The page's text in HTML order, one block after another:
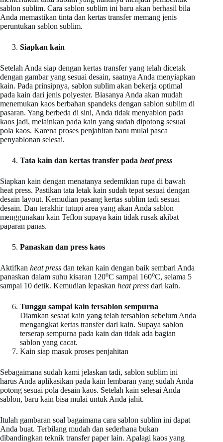
sablon sublim. Cara sablon sublim ini baru akan berhasil bila
Anda memastikan tinta dan kertas transfer memang jenis
peruntukan sablon sublim.
Siapkan kain
Setelah Anda siap dengan kertas transfer yang telah dicetak
dengan gambar yang sesuai desain, saatnya Anda menyiapkan
kain. Pada prinsipnya, sablon sublim akan bekerja optimal
pada kain dari jenis polyester. Biasanya Anda akan mudah
menemukan kaos berbahan spandeks dengan sablon sublim di
pasaran. Yang berbeda di sini, Anda tidak menyablon pada
kaos jadi, melainkan pada kain yang sudah dipotong sesuai
pola kaos. Karena proses penjahitan baru mulai pasca
penyablonan selesai.
Tata kain dan kertas transfer pada heat press
Siapkan kain dengan menatanya sedemikian rupa di bawah
heat press. Pastikan tata letak kain sudah tepat sesuai dengan
desain layout. Kemudian pasang kertas sublim tadi sesuai
desain. Dan terakhir tutupi area yang akan Anda sablon
menggunakan kain Teflon supaya kain tidak rusak akibat
paparan panas.
Panaskan dan press kaos
Aktifkan heat press dan tekan kain dengan baik sembari Anda
panaskan dalam suhu kisaran 120oC sampai 160oC, selama 5
sampai 10 detik. Kemudian lepaskan heat press dari kain.
Tunggu sampai kain tersablon sempurna
Diamkan sesaat kain yang telah tersablon sebelum Anda
mengangkat kertas transfer dari kain. Supaya sablon
terserap sempurna pada kain dan tidak ada bagian
sablon yang cacat.
Kain siap masuk proses penjahitan
Sebagaimana sudah kami jelaskan tadi, sablon sublim ini
harus Anda aplikasikan pada kain lembaran yang sudah Anda
potong sesuai pola desain kaos. Setelah kain selesai Anda
sablon, baru kain bisa mulai untuk Anda jahit.
Itulah gambaran soal bagaimana cara sablon sublim ini dapat
Anda buat. Terbilang mudah dan sederhana bukan
dibandingkan teknik transfer paper lain. Apalagi kaos yang